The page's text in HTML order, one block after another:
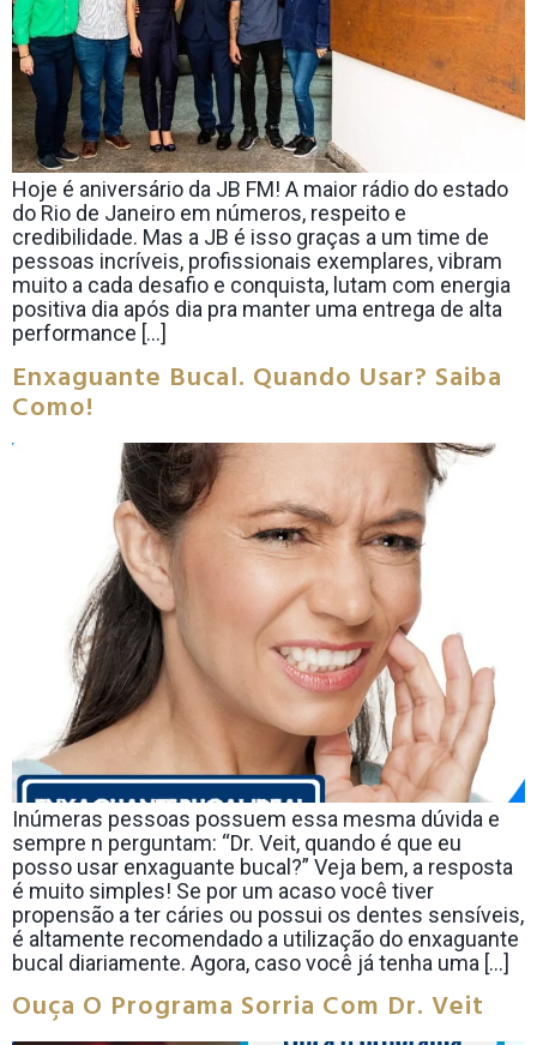
Hoje é aniversário da JB FM! A maior rádio do estado
do Rio de Janeiro em números, respeito e
credibilidade. Mas a JB é isso graças a um time de
pessoas incríveis, profissionais exemplares, vibram
muito a cada desafio e conquista, lutam com energia
positiva dia após dia pra manter uma entrega de alta
performance […]
Enxaguante Bucal. Quando Usar? Saiba
Como!
Inúmeras pessoas possuem essa mesma dúvida e
sempre n perguntam: “Dr. Veit, quando é que eu
posso usar enxaguante bucal?” Veja bem, a resposta
é muito simples! Se por um acaso você tiver
propensão a ter cáries ou possui os dentes sensíveis,
é altamente recomendado a utilização do enxaguante
bucal diariamente. Agora, caso você já tenha uma […]
Ouça O Programa Sorria Com Dr. Veit